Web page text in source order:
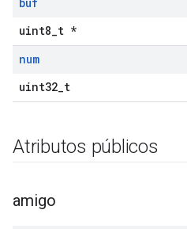
uint8_t *
num
uint32_t
Atributos públicos
amigo